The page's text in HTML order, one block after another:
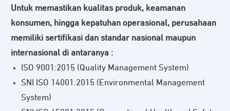
Untuk memastikan kualitas produk, keamanan
konsumen, hingga kepatuhan operasional, perusahaan
memiliki sertifikasi dan standar nasional maupun
internasional di antaranya :
ISO 9001:2015 (Quality Management System)
SNI ISO 14001:2015 (Environmental Management
System)